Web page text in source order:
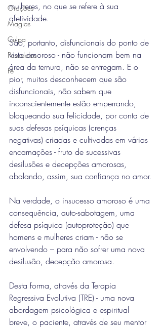
Orações
Magias
Culpa
Pesadelos
Fé
mulheres, no que se refere à sua
afetividade.
São, portanto, disfuncionais do ponto de
vista amoroso - não funcionam bem na
área da ternura, não se entregam. E o
pior, muitos desconhecem que são
disfuncionais, não sabem que
inconscientemente estão emperrando,
bloqueando sua felicidade, por conta de
suas defesas psíquicas (crenças
negativas) criadas e cultivadas em várias
encarnações - fruto de sucessivas
desilusões e decepções amorosas,
abalando, assim, sua confiança no amor.
Na verdade, o insucesso amoroso é uma
consequência, auto-sabotagem, uma
defesa psíquica (autoproteção) que
homens e mulheres criam - não se
envolvendo – para não sofrer uma nova
desilusão, decepção amorosa.
Desta forma, através da Terapia
Regressiva Evolutiva (TRE) - uma nova
abordagem psicológica e espiritual
breve, o paciente, através de seu mentor